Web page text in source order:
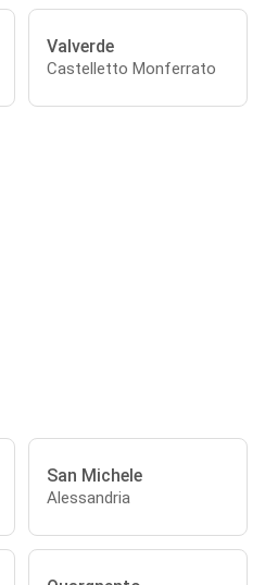
Valverde
Castelletto Monferrato
San Michele
Alessandria